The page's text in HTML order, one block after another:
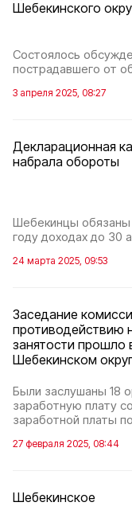
Шебекинского
Состоялось
пострадавшего от
3 апреля 2025, 08:27
Декларационная
набрала обороты
Шебекинцы обязаны
году доходах до 30
24 марта 2025, 09:53
Заседание
противодействию
занятости прошло
Шебекинском
Были заслушаны 18
заработную плату
заработной платы
27 февраля 2025, 08:44
Шебекинское